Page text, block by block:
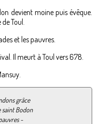
devient moine puis évêque.
Toul.
et les pauvres.
Il meurt à Toul vers 678.
grâce
saint Bodon
-